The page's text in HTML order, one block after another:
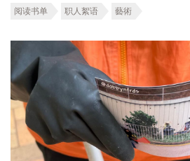
阅读书单 职人絮语 藝術